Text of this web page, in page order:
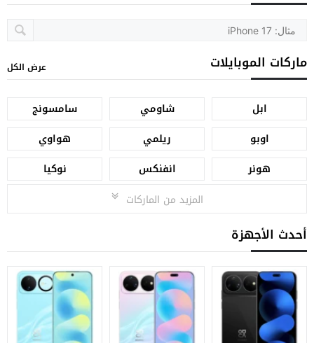
ماركات الموبايلات عرض الكل
ابل شاومي
سامسونج
اوبو
ريلمي
هواوي
هونر
انفنكس
نوكيا
المزيد من الماركات
أحدث الأجهزة